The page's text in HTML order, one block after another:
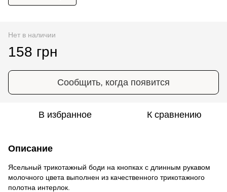
Нет в наличии
158 грн
Сообщить, когда появится
В избранное К сравнению
Описание
Ясельный трикотажный боди на кнопках с длинным рукавом
молочного цвета выполнен из качественного трикотажного
полотна интерлок.